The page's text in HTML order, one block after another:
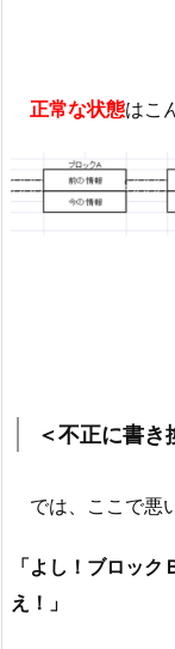
正常な状態はこ
＜不正に書き
では、ここで悪
「よし！ブロッ
え！」